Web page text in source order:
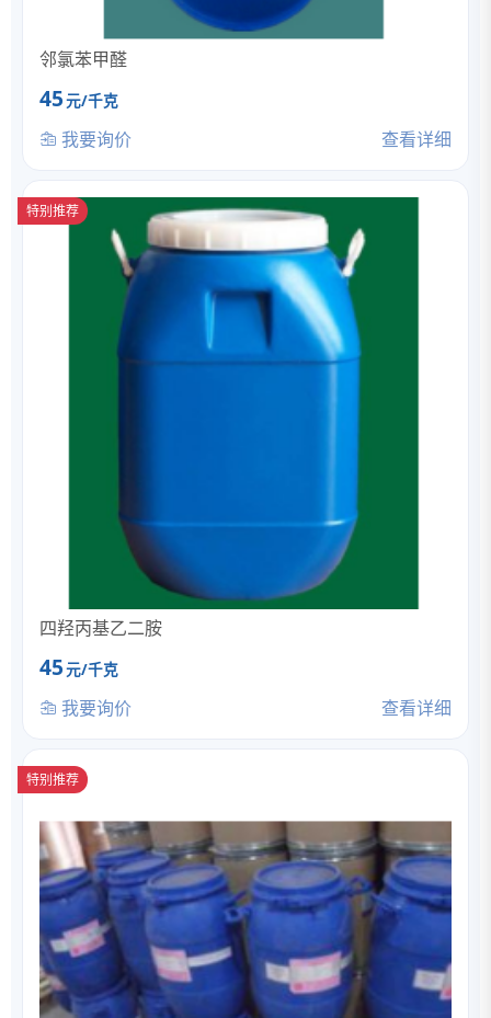
邻氯苯甲醛
45元/千克
我要询价 查看详细
特别推荐
四羟丙基乙二胺
45元/千克
我要询价 查看详细
特别推荐